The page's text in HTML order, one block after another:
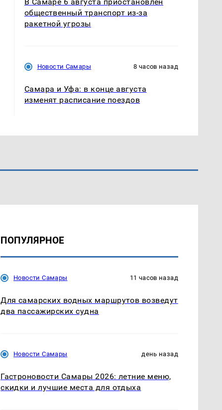
общественный транспорт из-за
ракетной угрозы
Новости Самары 8 часов назад
Самара и Уфа: в конце августа
изменят расписание поездов
ПОПУЛЯРНОЕ
Новости Самары 11 часов назад
Для самарских водных маршрутов возведут
два пассажирских судна
Новости Самары день назад
Гастроновости Самары 2026: летние меню,
скидки и лучшие места для отдыха